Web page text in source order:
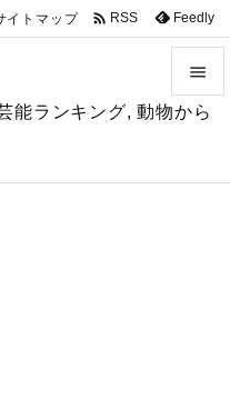
能ランキング, 動物から



イトマップ  RSS Feedly